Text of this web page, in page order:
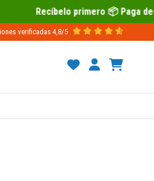
Paga después con Sequra 💶
verificadas4,8/5